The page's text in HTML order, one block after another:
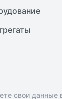
свои